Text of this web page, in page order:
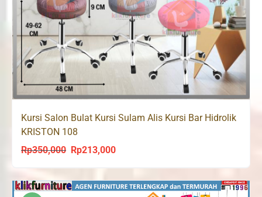
Kursi Salon Bulat Kursi Sulam Alis Kursi Bar Hidrolik
KRISTON 108
Rp350,000
Original
price
was:
Rp213,000Current
price
is: